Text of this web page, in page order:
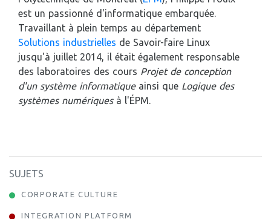
est un passionné d'informatique embarquée.
Travaillant à plein temps au département
Solutions industrielles de Savoir-faire Linux
jusqu'à juillet 2014, il était également responsable
des laboratoires des cours Projet de conception
d'un système informatiqueainsi que Logique des
systèmes numériquesà l'ÉPM.
SUJETS
CORPORATE CULTURE
INTEGRATION PLATFORM